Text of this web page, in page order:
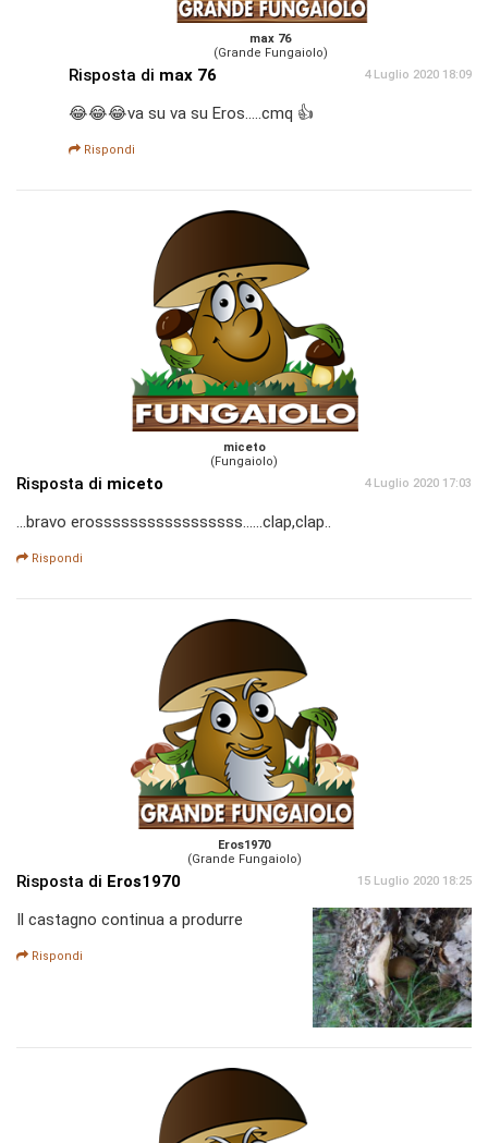
max 76
(Grande Fungaiolo)
Risposta di max 76 4 Luglio 2020 18:09
😂😂😂va su va su Eros.....cmq 👍
Rispondi
miceto
(Fungaiolo)
Risposta di miceto 4 Luglio 2020 17:03
...bravo erosssssssssssssssss......clap,clap..
Rispondi
Eros1970
(Grande Fungaiolo)
Risposta di Eros1970 15 Luglio 2020 18:25
Il castagno continua a produrre
Rispondi